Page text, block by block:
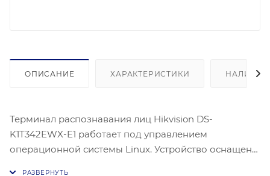
ОПИСАНИЕ ХАРАКТЕРИСТИКИ НАЛИЧИЕ
Терминал распознавания лиц Hikvision DS-
K1T342EWX-E1 работает под управлением
операционной системы Linux. Устройство оснащено